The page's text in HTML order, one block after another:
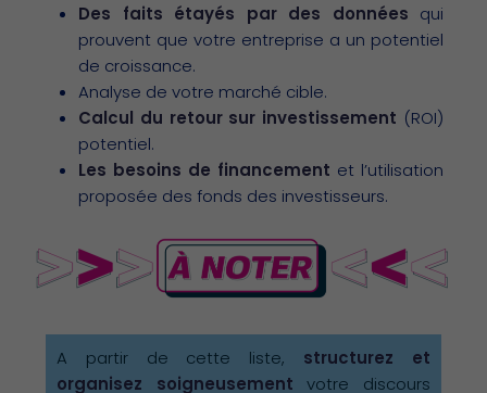
Des faits étayés par des données qui
prouvent que votre entreprise a un potentiel
de croissance.
Analyse de votre marché cible.
Calcul du retour sur investissement (ROI)
potentiel.
Les besoins de financement et l’utilisation
proposée des fonds des investisseurs.
A partir de cette liste, structurez et
organisez soigneusement votre discours